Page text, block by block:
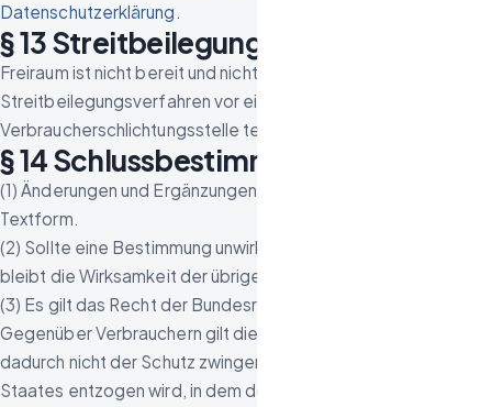
Datenschutzerklärung .
§ 13 Streitbeilegung
Freiraum ist nicht bereit und nicht verpflichtet, an
Streitbeilegungsverfahren vor einer
Verbraucherschlichtungsstelle teilzunehmen (§ 36 VSBG).
§ 14 Schlussbestimmungen
(1) Änderungen und Ergänzungen dieser AGB bedürfen der
Textform.
(2) Sollte eine Bestimmung unwirksam sein oder werden,
bleibt die Wirksamkeit der übrigen Bestimmungen unberührt.
(3) Es gilt das Recht der Bundesrepublik Deutschland.
Gegenüber Verbrauchern gilt diese Rechtswahl nur, soweit
dadurch nicht der Schutz zwingender Vorschriften des
Staates entzogen wird, in dem der Verbraucher seinen